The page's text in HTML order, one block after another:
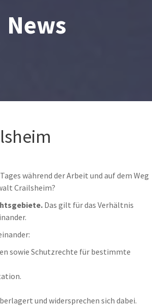
News
während der Arbeit und auf dem Weg
Crailsheim?
Das gilt für das Verhältnis
sowie Schutzrechte für bestimmte
und widersprechen sich dabei.